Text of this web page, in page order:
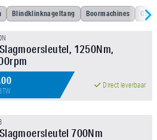
Blindklinknageltang Boormachines
1250Nm,
Direct leverbaar
700Nm